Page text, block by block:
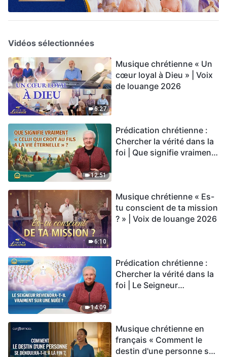
Vidéos sélectionnées
6:27
Musique chrétienne « Un
cœur loyal à Dieu » | Voix
de louange 2026
12:51
Prédication chrétienne :
Chercher la vérité dans la
foi | Que signifie vraiment
6:10
Musique chrétienne « Es-
tu conscient de ta mission
? » | Voix de louange 2026
14:09
Prédication chrétienne :
Chercher la vérité dans la
foi | Le Seigneur
Musique chrétienne en
français « Comment le
destin d'une personne se